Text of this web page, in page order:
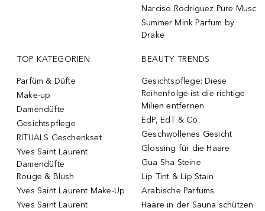
Narciso Rodriguez Pure Musc
Summer Mink Parfum by
Drake
TOP KATEGORIEN
Parfüm & Düfte
Make-up
Damendüfte
Gesichtspflege
RITUALS Geschenkset
Yves Saint Laurent
Damendüfte
Rouge & Blush
Yves Saint Laurent Make-Up
Yves Saint Laurent
BEAUTY TRENDS
Gesichtspflege: Diese
Reihenfolge ist die richtige
Milien entfernen
EdP, EdT & Co.
Geschwollenes Gesicht
Glossing für die Haare
Gua Sha Steine
Lip Tint & Lip Stain
Arabische Parfums
Haare in der Sauna schützen